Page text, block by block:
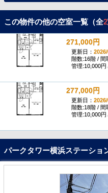
この物件の他の空室一覧（全2
271,000円
更新日：
階数:16階 / 間
管理:10,000円
277,000円
更新日：
階数:18階 / 間
管理:10,000円
パークタワー横浜ステーショ